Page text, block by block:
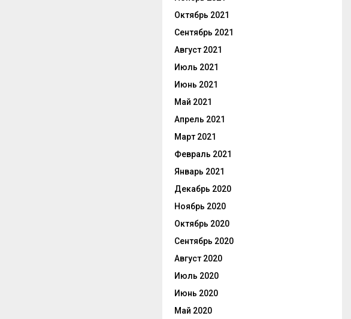
Октябрь 2021
Сентябрь 2021
Август 2021
Июль 2021
Июнь 2021
Май 2021
Апрель 2021
Март 2021
Февраль 2021
Январь 2021
Декабрь 2020
Ноябрь 2020
Октябрь 2020
Сентябрь 2020
Август 2020
Июль 2020
Июнь 2020
Май 2020